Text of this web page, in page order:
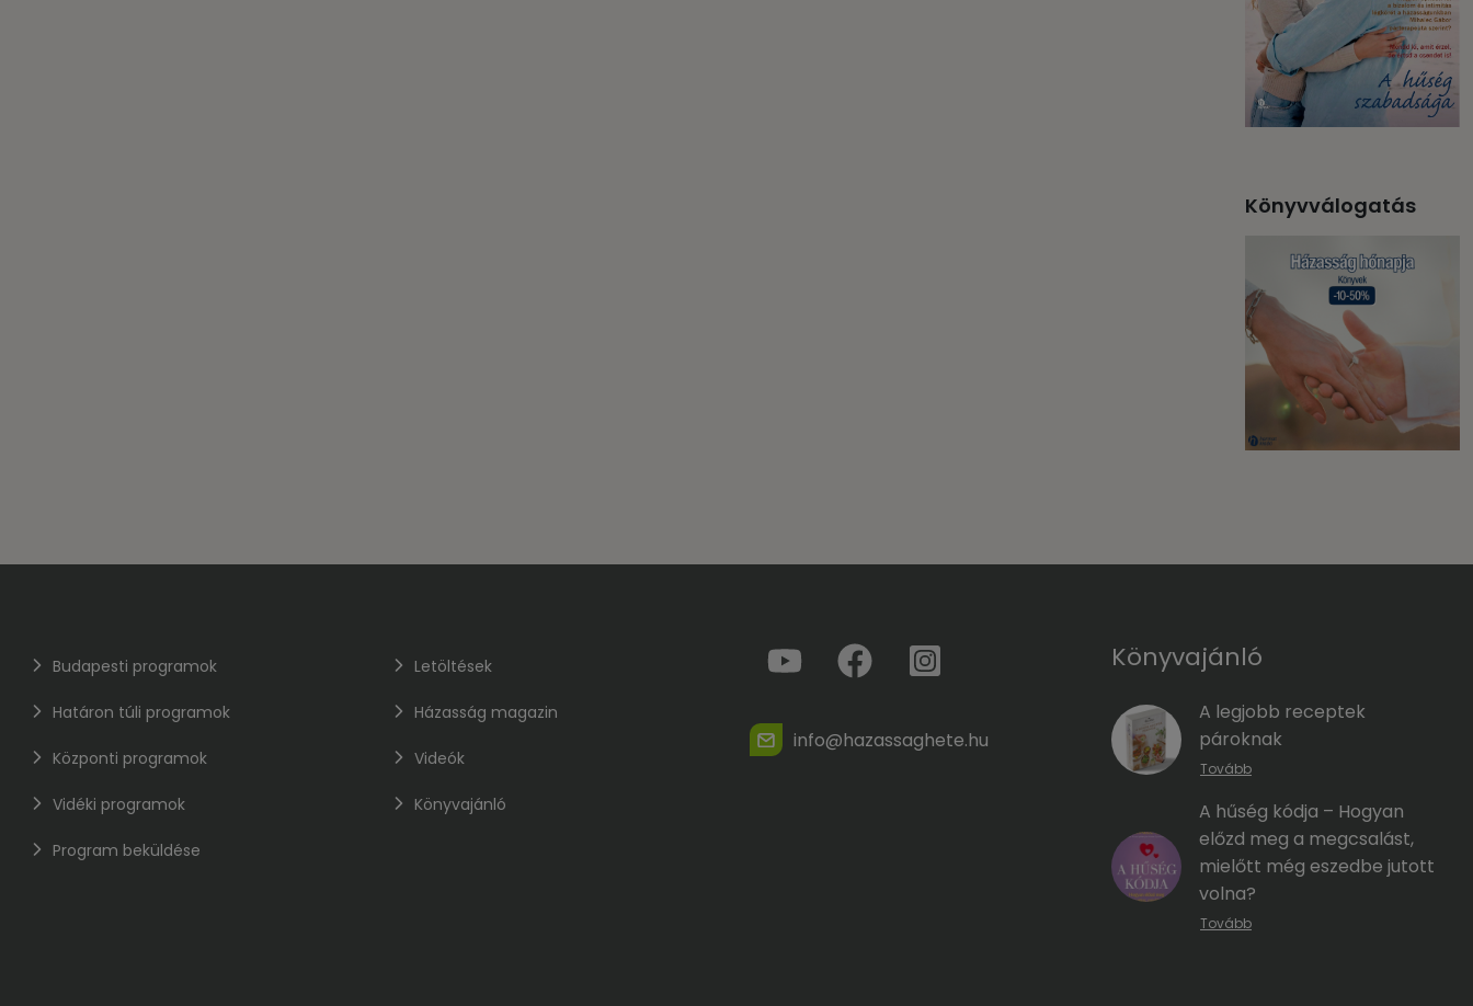
Könyvválogatás
Budapesti programok
Határon túli programok
Központi programok
Vidéki programok
Program beküldése
Letöltések
Házasság magazin
Videók
Könyvajánló
info@hazassaghete.hu
Könyvajánló
A legjobb receptek
pároknak
Tovább
A hűség kódja – Hogyan
előzd meg a megcsalást,
mielőtt még eszedbe jutott
volna?
Tovább